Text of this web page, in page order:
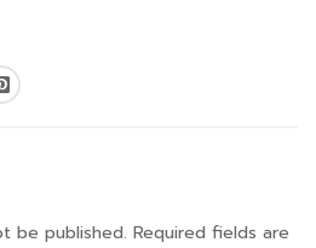
be published. Required fields are